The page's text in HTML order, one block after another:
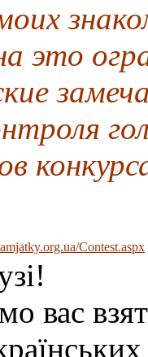
это
Contest.aspx
вас